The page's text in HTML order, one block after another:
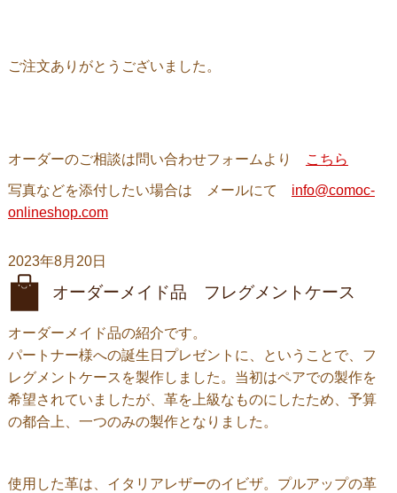
ご注文ありがとうございました。
オーダーのご相談は問い合わせフォームより こちら
写真などを添付したい場合は メールにて info@comoc-
onlineshop.com
2023年8月20日
オーダーメイド品 フレグメントケース
オーダーメイド品の紹介です。
パートナー様への誕生日プレゼントに、ということで、フ
レグメントケースを製作しました。当初はペアでの製作を
希望されていましたが、革を上級なものにしたため、予算
の都合上、一つのみの製作となりました。
使用した革は、イタリアレザーのイビザ。プルアップの革